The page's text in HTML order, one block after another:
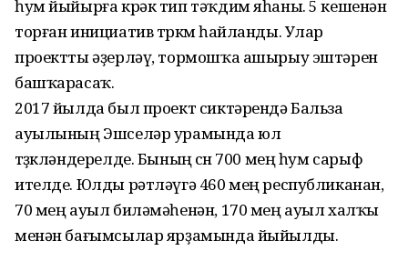
һум йыйырға крәк тип тәҡдим яһаны. 5 кешенән
торған инициатив төркөм һайланды. Улар
проектты әҙерләү, тормошҡа ашырыу эштәрен
башҡарасаҡ.
2017 йылда был проект сиктәрендә Бальза
ауылының Эшселәр урамында юл
төҙөкләндерелде. Бының өсөн 700 мең һум сарыф
ителде. Юлды рәтләүгә 460 мең республиканан,
70 мең ауыл биләмәһенән, 170 мең ауыл халҡы
менән бағымсылар ярҙамында йыйылды.